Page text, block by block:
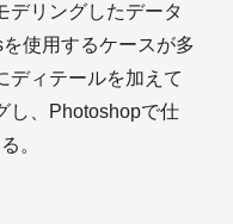
デリングしたデータ
使用するケースが多
ディテールを加えて
し、Photoshopで仕
。